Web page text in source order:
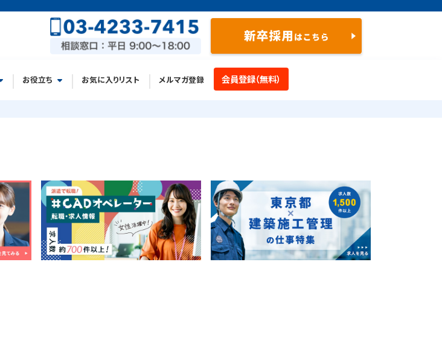
お役立ち お気に入りリスト メルマガ登録 会員登録（無料）